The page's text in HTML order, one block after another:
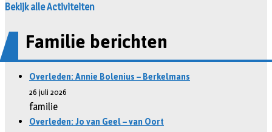
Bekijk alle Activiteiten
Familie berichten
Overleden: Annie Bolenius – Berkelmans
26 juli 2026
familie
Overleden: Jo van Geel – van Oort